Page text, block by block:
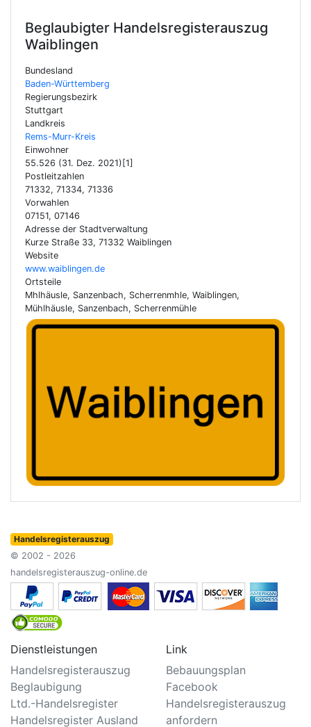
Beglaubigter Handelsregisterauszug
Waiblingen
Bundesland
Baden-Württemberg
Regierungsbezirk
Stuttgart
Landkreis
Rems-Murr-Kreis
Einwohner
55.526 (31. Dez. 2021)[1]
Postleitzahlen
71332, 71334, 71336
Vorwahlen
07151, 07146
Adresse der Stadtverwaltung
Kurze Straße 33, 71332 Waiblingen
Website
www.waiblingen.de
Ortsteile
Mhlhäusle, Sanzenbach, Scherrenmhle, Waiblingen,
Mühlhäusle, Sanzenbach, Scherrenmühle
Handelsregisterauszug
© 2002 - 2026
handelsregisterauszug-online.de
Dienstleistungen
Handelsregisterauszug
Beglaubigung
Ltd.-Handelsregister
Handelsregister Ausland
Link
Bebauungsplan
Facebook
Handelsregisterauszug
anfordern